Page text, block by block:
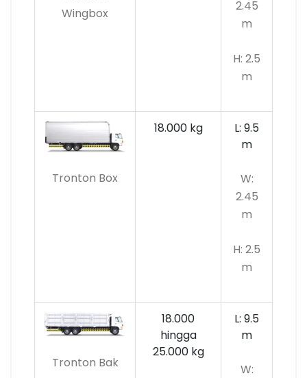
Wingbox
2.45
m
H: 2.5
m
Tronton Box
18.000 kg
L: 9.5
m
W:
2.45
m
H: 2.5
m
Tronton Bak
18.000
hingga
25.000 kg
L: 9.5
m
W: